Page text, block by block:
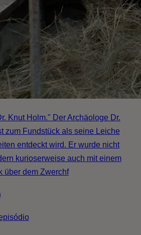
Knut Holm." Der Archäologe Dr.
zum Fundstück als seine Leiche
entdeckt wird. Er wurde nicht
kurioserweise auch mit einem
über dem Zwerchf